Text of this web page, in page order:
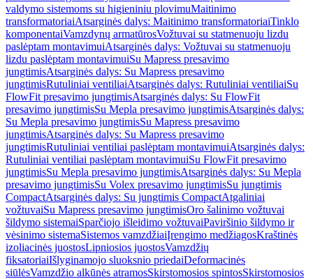
valdymo sistemoms su higieniniu plovimuMaitinimo
transformatoriaiAtsarginės dalys: Maitinimo transformatoriaiTinklo
komponentaiVamzdynų armatūrosVožtuvai su statmenuoju lizdu
paslėptam montavimuiAtsarginės dalys: Vožtuvai su statmenuoju
lizdu paslėptam montavimuiSu Mapress presavimo
jungtimisAtsarginės dalys: Su Mapress presavimo
jungtimisRutuliniai ventiliaiAtsarginės dalys: Rutuliniai ventiliaiSu
FlowFit presavimo jungtimisAtsarginės dalys: Su FlowFit
presavimo jungtimisSu Mepla presavimo jungtimisAtsarginės dalys:
Su Mepla presavimo jungtimisSu Mapress presavimo
jungtimisAtsarginės dalys: Su Mapress presavimo
jungtimisRutuliniai ventiliai paslėptam montavimuiAtsarginės dalys:
Rutuliniai ventiliai paslėptam montavimuiSu FlowFit presavimo
jungtimisSu Mepla presavimo jungtimisAtsarginės dalys: Su Mepla
presavimo jungtimisSu Volex presavimo jungtimisSu jungtimis
CompactAtsarginės dalys: Su jungtimis CompactAtgaliniai
vožtuvaiSu Mapress presavimo jungtimisOro šalinimo vožtuvai
šildymo sistemaiSparčiojo išleidimo vožtuvaiPaviršinio šildymo ir
vėsinimo sistemaSistemos vamzdžiaiĮrengimo medžiagosKraštinės
izoliacinės juostosLipniosios juostosVamzdžių
fiksatoriaiIšlyginamojo sluoksnio priedaiDeformacinės
siūlėsVamzdžio alkūnės atramosSkirstomosios spintosSkirstomosios